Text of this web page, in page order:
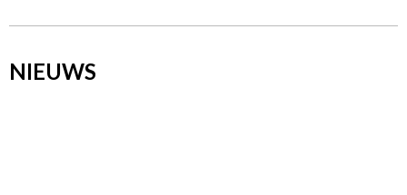
NIEUWS